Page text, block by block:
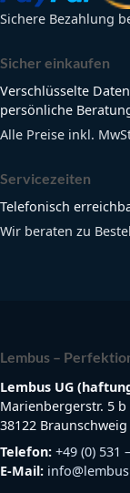
Sichere Bezahlung
Sicher einkaufen
Verschlüsselte
persönliche
Alle Preise inkl.
Servicezeiten
Telefonisch
Wir beraten zu
Lembus –
Lembus UG
Marienbergerstr. 5 b
38122 Braunschweig
Telefon: +49 (0) 531
E-Mail: